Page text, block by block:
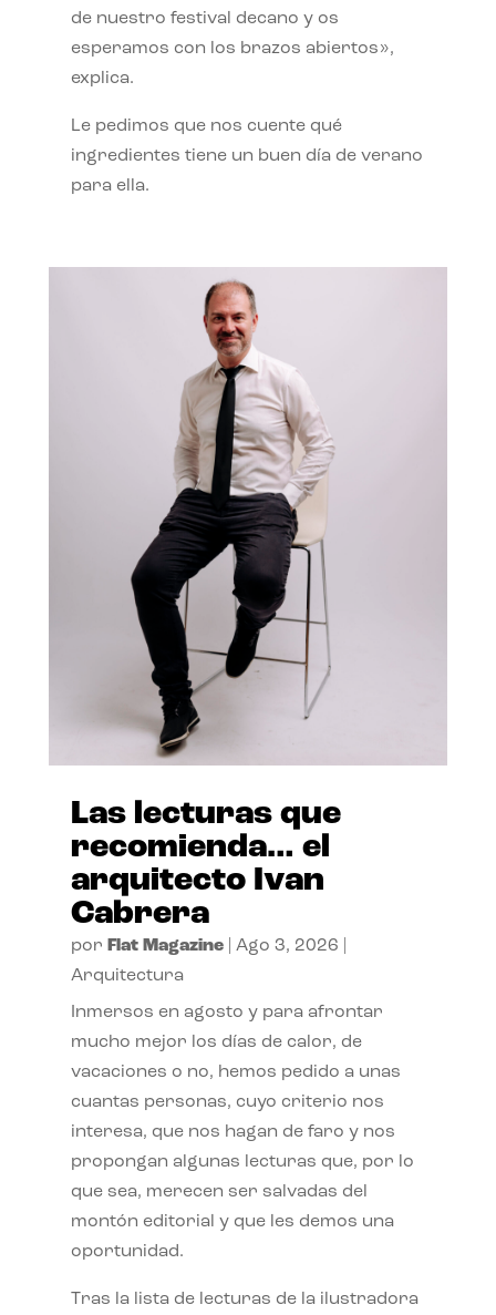
de nuestro festival decano y os
esperamos con los brazos abiertos»,
explica.
Le pedimos que nos cuente qué
ingredientes tiene un buen día de verano
para ella.
Las lecturas que
recomienda… el
arquitecto Ivan
Cabrera
por Flat Magazine| Ago 3, 2026
Arquitectura
Inmersos en agosto y para afrontar
mucho mejor los días de calor, de
vacaciones o no, hemos pedido a unas
cuantas personas, cuyo criterio nos
interesa, que nos hagan de faro y nos
propongan algunas lecturas que, por lo
que sea, merecen ser salvadas del
montón editorial y que les demos una
oportunidad.
Tras la lista de lecturas de la ilustradora